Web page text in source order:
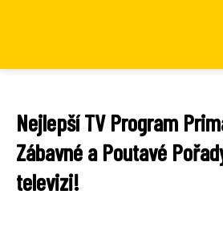
Nejlepší TV Program
Zábavné a Poutavé
televizi!